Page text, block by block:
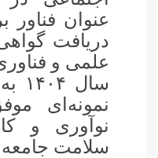
عنوان فناور
دریافت
علمی و
نمونه‌ای
نوآوری و
سلامت